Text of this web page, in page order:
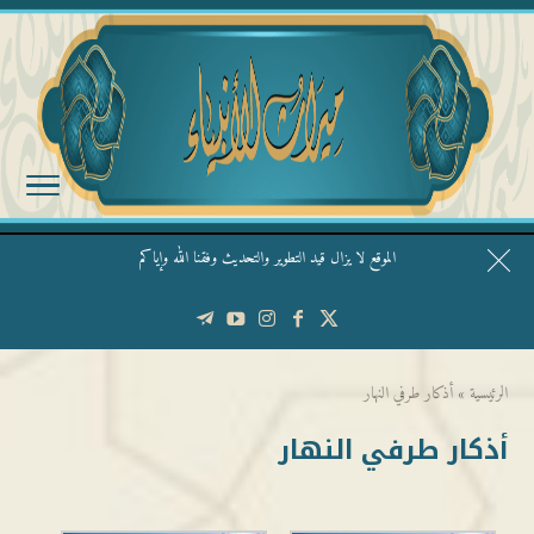
الموقع لا يزال قيد التطوير والتحديث وفقنا الله وإياكم
قال الشيخ ربيع وفقه الله: نحن ليس عندنا تقديس الأشخاص
الرئيسية » أذكار طرفي النهار
أذكار طرفي النهار